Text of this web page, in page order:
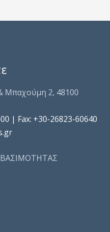
Μπαχούμη 2, 48100
| Fax: +30-26823-60640